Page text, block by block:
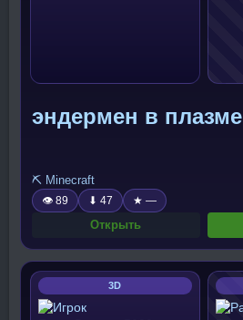
эндермен в плазме
⛏️ Minecraft
👁 89 ⬇ 47 ★ —
Открыть
3D